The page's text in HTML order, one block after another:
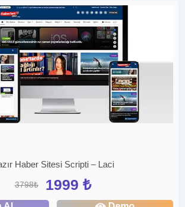
Haber Sitesi Scripti – Laci
3798₺ 1999 ₺